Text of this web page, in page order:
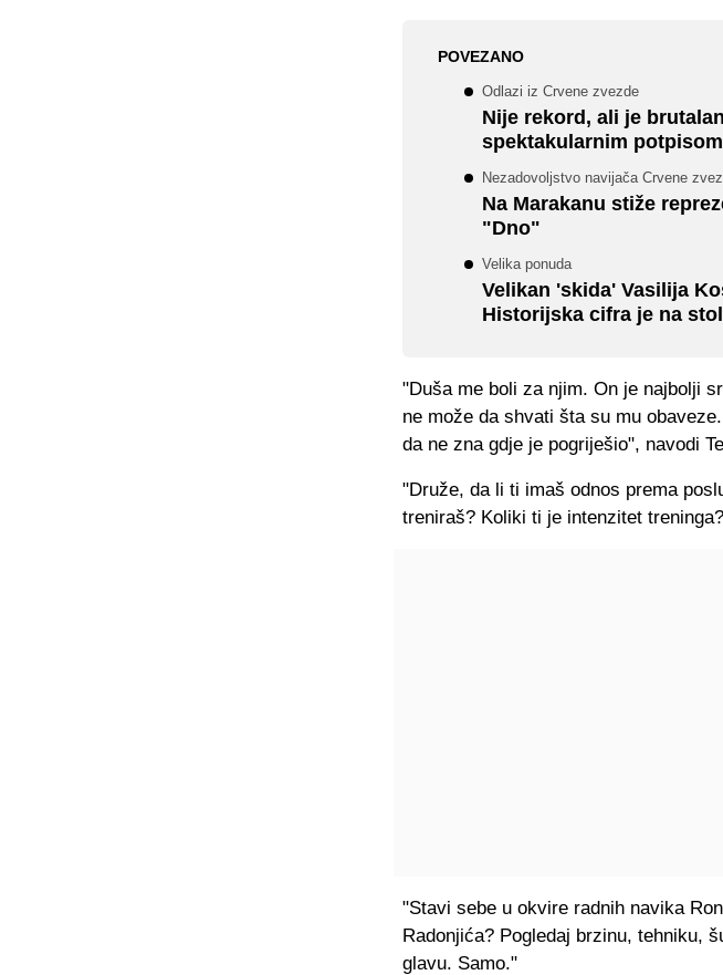
POVEZANO
Odlazi iz Crvene zvezde
Nije rekord, ali je
spektakularnim
Nezadovoljstvo navijača Crvene
Na Marakanu stiže
"Dno"
Velika ponuda
Velikan 'skida' Vasilija
Historijska cifra je na
"Duša me boli za njim. On je najbolji
ne može da shvati šta su mu
da ne zna gdje je pogriješio", navodi
"Druže, da li ti imaš odnos prema
treniraš? Koliki ti je intenzitet
"Stavi sebe u okvire radnih navika
Radonjića? Pogledaj brzinu, tehniku,
glavu. Samo."